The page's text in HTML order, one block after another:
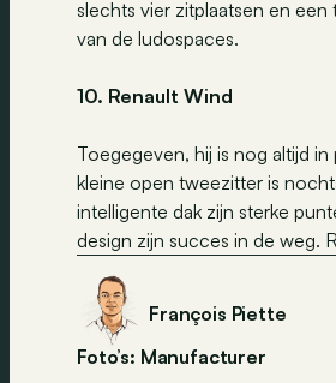
slechts vier zitplaatsen en
van de ludospaces.
10. Renault Wind
Toegegeven, hij is nog altijd
kleine open tweezitter is
intelligente dak zijn sterke
design zijn succes in de weg.
François Piette
Foto’s: Manufacturer